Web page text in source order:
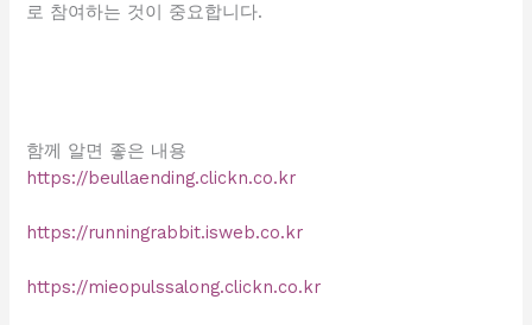
로 참여하는 것이 중요합니다.
함께 알면 좋은 내용
https://beullaending.clickn.co.kr
https://runningrabbit.isweb.co.kr
https://mieopulssalong.clickn.co.kr